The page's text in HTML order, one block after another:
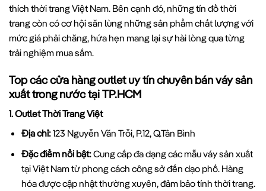
thích thời trang Việt Nam. Bên cạnh đó, những tín đồ thời
trang còn có cơ hội săn lùng những sản phẩm chất lượng với
mức giá phải chăng, hứa hẹn mang lại sự hài lòng qua từng
trải nghiệm mua sắm.
Top các cửa hàng outlet uy tín chuyên bán váy sản
xuất trong nước tại TP.HCM
1.Outlet Thời Trang Việt
Địa chỉ:123 Nguyễn Văn Trỗi, P.12, Q.Tân Bình
Đặc điểm nổi bật:Cung cấp đa dạng các mẫu váy sản xuất
tại Việt Nam từ phong cách công sở đến dạo phố. Hàng
hóa được cập nhật thường xuyên, đảm bảo tính thời trang.